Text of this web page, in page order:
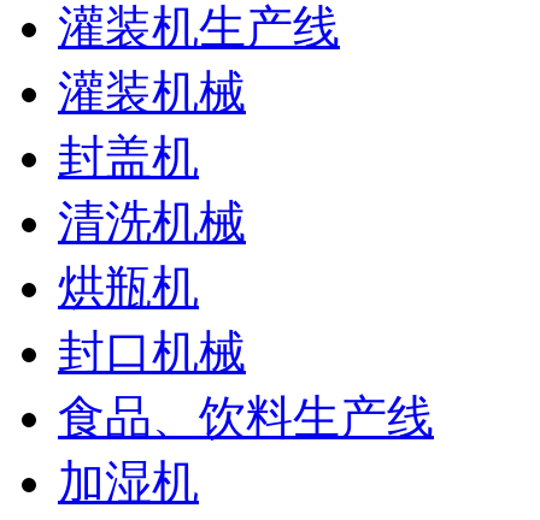
灌装机生产线
灌装机械
封盖机
清洗机械
烘瓶机
封口机械
食品、饮料生产线
加湿机